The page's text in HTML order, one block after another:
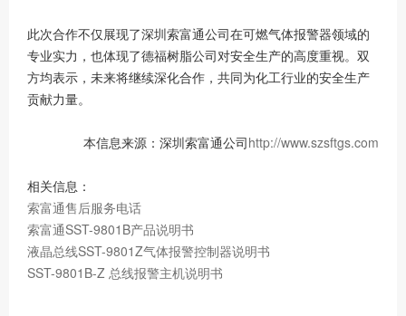
此次合作不仅展现了深圳索富通公司在可燃气体报警器领域的
专业实力，也体现了德福树脂公司对安全生产的高度重视。双
方均表示，未来将继续深化合作，共同为化工行业的安全生产
贡献力量。
本信息来源：深圳索富通公司http://www.szsftgs.com
相关信息：
索富通售后服务电话
索富通SST-9801B产品说明书
液晶总线SST-9801Z气体报警控制器说明书
SST-9801B-Z 总线报警主机说明书